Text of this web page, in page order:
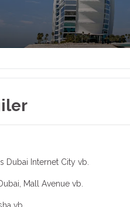
en çok tercih edilen
deneyimi özellikleri ile ön plana
Dubai Internet City vb.
Mall Avenue vb.
vb.